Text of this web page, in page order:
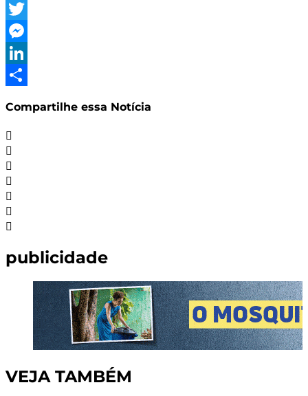
Facebook
Twitter
Messenger
LinkedIn
Compartilhe essa Notícia
publicidade
VEJA TAMBÉM